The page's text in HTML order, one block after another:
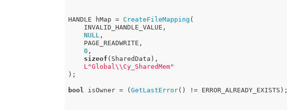
HANDLE hMap = CreateFileMapping (
NULL ,
0 ,
sizeof (SharedData),
L"Global\\Cy_SharedMem"
);
bool isOwner = (GetLastError() != ERROR_ALREADY_EXISTS);